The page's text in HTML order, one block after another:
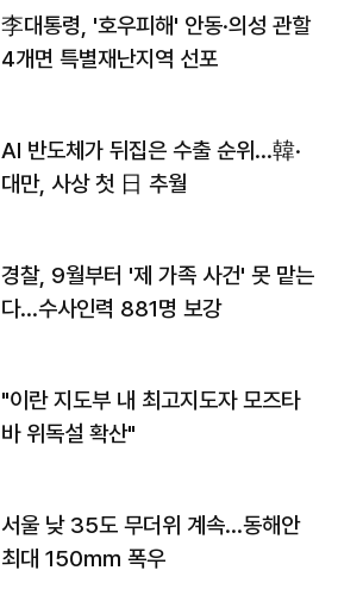
李대통령, '호우피해' 안동·의성 관할
4개면 특별재난지역 선포
AI 반도체가 뒤집은 수출 순위…韓·
대만, 사상 첫 日 추월
경찰, 9월부터 '제 가족 사건' 못 맡는
다…수사인력 881명 보강
"이란 지도부 내 최고지도자 모즈타
바 위독설 확산"
서울 낮 35도 무더위 계속…동해안
최대 150㎜ 폭우